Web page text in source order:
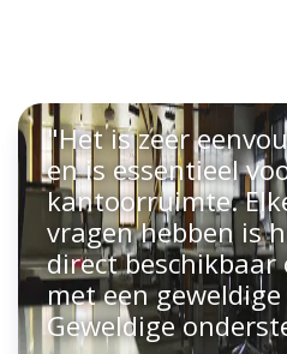
"Het is zeer
en is essentieel
kantoorruimte.
vragen hebben is
direct
met een
Geweldige